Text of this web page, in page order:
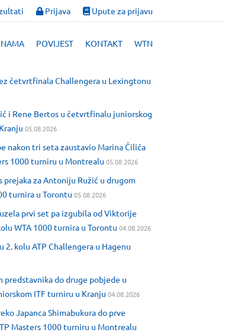
Prijava Upute za prijavu
POVIJEST KONTAKT WTN
četvrtfinala Challengera u Lexingtonu
i Rene Bertos u četvrtfinalu juniorskog
05.08.2026
nakon tri seta zaustavio Marina Čilića
1000 turniru u Montrealu 05.08.2026
prejaka za Antoniju Ružić u drugom
turnira u Torontu 05.08.2026
prvi set pa izgubila od Viktorije
WTA 1000 turnira u Torontu 04.08.2026
2. kolu ATP Challengera u Hagenu
predstavnika do druge pobjede u
ITF turniru u Kranju 04.08.2026
Japanca Shimabukura do prve
Masters 1000 turniru u Montrealu